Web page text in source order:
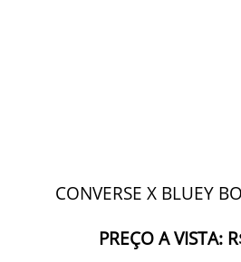
CONVERSE X BLUEY
PREÇO A VISTA: